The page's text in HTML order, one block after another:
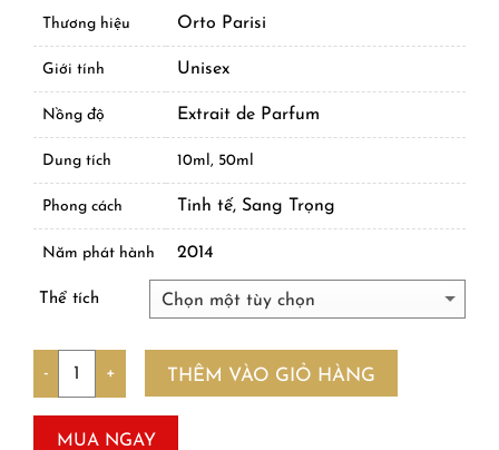
Thương hiệu Orto Parisi
Giới tính Unisex
Nồng độ Extrait de Parfum
Dung tích 10ml, 50ml
Phong cách Tinh tế, Sang Trọng
Năm phát hành 2014
Thể tích
THÊM VÀO GIỎ HÀNG
MUA NGAY